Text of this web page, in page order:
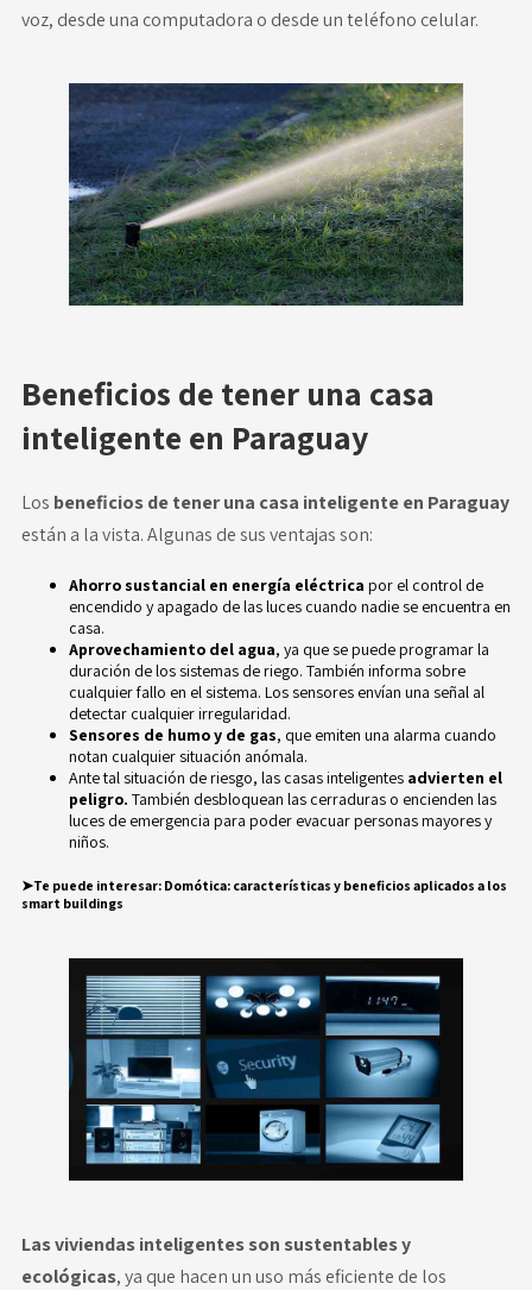
voz, desde una computadora o desde un teléfono celular.
Beneficios de tener una casa
inteligente en Paraguay
Los beneficios de tener una casa inteligente en Paraguay
están a la vista. Algunas de sus ventajas son:
Ahorro sustancial en energía eléctrica por el control de
encendido y apagado de las luces cuando nadie se encuentra en
casa.
Aprovechamiento del agua, ya que se puede programar la
duración de los sistemas de riego. También informa sobre
cualquier fallo en el sistema. Los sensores envían una señal al
detectar cualquier irregularidad.
Sensores de humo y de gas, que emiten una alarma cuando
notan cualquier situación anómala.
Ante tal situación de riesgo, las casas inteligentes advierten el
peligro. También desbloquean las cerraduras o encienden las
luces de emergencia para poder evacuar personas mayores y
niños.
➤Te puede interesar: Domótica: características y beneficios aplicados a los
smart buildings
Las viviendas inteligentes son sustentables y
ecológicas, ya que hacen un uso más eficiente de los